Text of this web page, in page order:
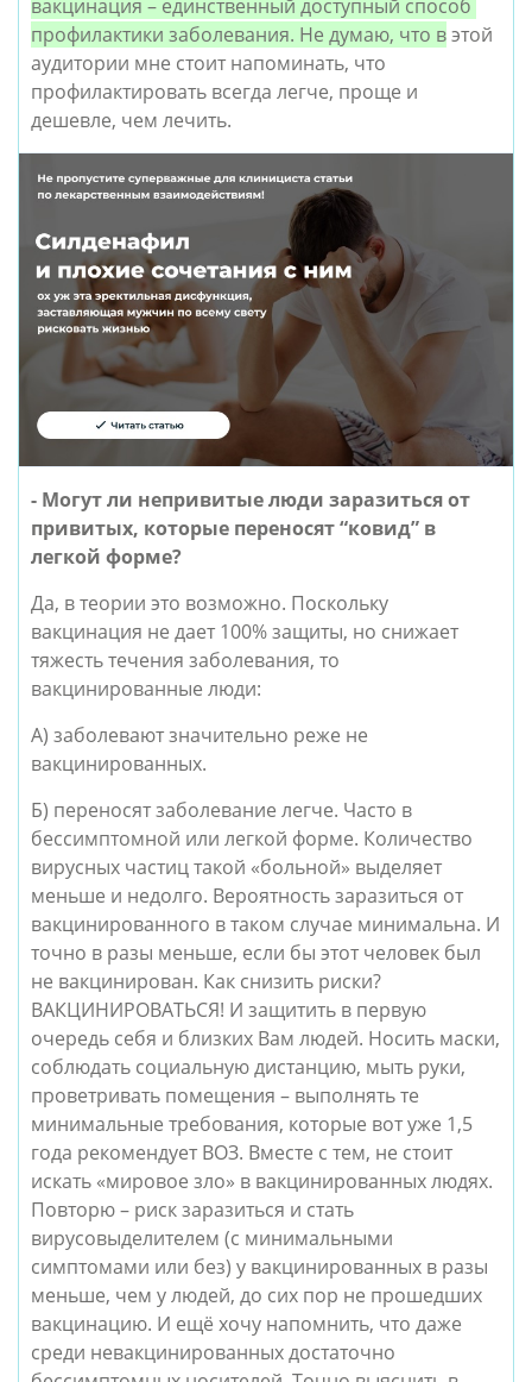
вакцинация – единственный доступный способ
профилактики заболевания. Не думаю, что в этой
аудитории мне стоит напоминать, что
профилактировать всегда легче, проще и
дешевле, чем лечить.
- Могут ли непривитые люди заразиться от
привитых, которые переносят “ковид” в
легкой форме?
Да, в теории это возможно. Поскольку
вакцинация не дает 100% защиты, но снижает
тяжесть течения заболевания, то
вакцинированные люди:
А) заболевают значительно реже не
вакцинированных.
Б) переносят заболевание легче. Часто в
бессимптомной или легкой форме. Количество
вирусных частиц такой «больной» выделяет
меньше и недолго. Вероятность заразиться от
вакцинированного в таком случае минимальна. И
точно в разы меньше, если бы этот человек был
не вакцинирован. Как снизить риски?
ВАКЦИНИРОВАТЬСЯ! И защитить в первую
очередь себя и близких Вам людей. Носить маски,
соблюдать социальную дистанцию, мыть руки,
проветривать помещения – выполнять те
минимальные требования, которые вот уже 1,5
года рекомендует ВОЗ. Вместе с тем, не стоит
искать «мировое зло» в вакцинированных людях.
Повторю – риск заразиться и стать
вирусовыделителем (с минимальными
симптомами или без) у вакцинированных в разы
меньше, чем у людей, до сих пор не прошедших
вакцинацию. И ещё хочу напомнить, что даже
среди невакцинированных достаточно